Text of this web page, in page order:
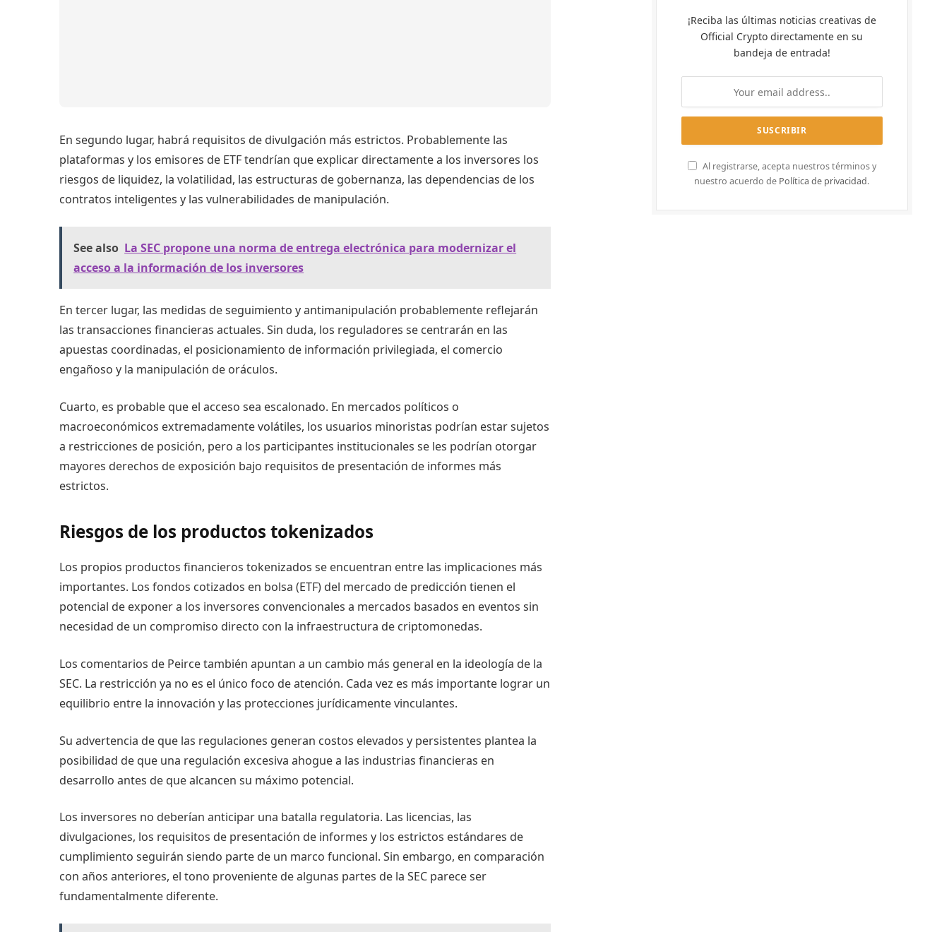
En segundo lugar, habrá requisitos de divulgación más estrictos. Probablemente las
plataformas y los emisores de ETF tendrían que explicar directamente a los inversores los
riesgos de liquidez, la volatilidad, las estructuras de gobernanza, las dependencias de los
contratos inteligentes y las vulnerabilidades de manipulación.
See also La SEC propone una norma de entrega electrónica para modernizar el
acceso a la información de los inversores
En tercer lugar, las medidas de seguimiento y antimanipulación probablemente reflejarán
las transacciones financieras actuales. Sin duda, los reguladores se centrarán en las
apuestas coordinadas, el posicionamiento de información privilegiada, el comercio
engañoso y la manipulación de oráculos.
Cuarto, es probable que el acceso sea escalonado. En mercados políticos o
macroeconómicos extremadamente volátiles, los usuarios minoristas podrían estar sujetos
a restricciones de posición, pero a los participantes institucionales se les podrían otorgar
mayores derechos de exposición bajo requisitos de presentación de informes más
estrictos.
Riesgos de los productos tokenizados
Los propios productos financieros tokenizados se encuentran entre las implicaciones más
importantes. Los fondos cotizados en bolsa (ETF) del mercado de predicción tienen el
potencial de exponer a los inversores convencionales a mercados basados ​​en eventos sin
necesidad de un compromiso directo con la infraestructura de criptomonedas.
Los comentarios de Peirce también apuntan a un cambio más general en la ideología de la
SEC. La restricción ya no es el único foco de atención. Cada vez es más importante lograr un
equilibrio entre la innovación y las protecciones jurídicamente vinculantes.
Su advertencia de que las regulaciones generan costos elevados y persistentes plantea la
posibilidad de que una regulación excesiva ahogue a las industrias financieras en
desarrollo antes de que alcancen su máximo potencial.
Los inversores no deberían anticipar una batalla regulatoria. Las licencias, las
divulgaciones, los requisitos de presentación de informes y los estrictos estándares de
cumplimiento seguirán siendo parte de un marco funcional. Sin embargo, en comparación
con años anteriores, el tono proveniente de algunas partes de la SEC parece ser
fundamentalmente diferente.
¡Reciba las últimas noticias creativas de
Official Crypto directamente en su
bandeja de entrada!
Al registrarse, acepta nuestros términos y
nuestro acuerdo de Política de privacidad.